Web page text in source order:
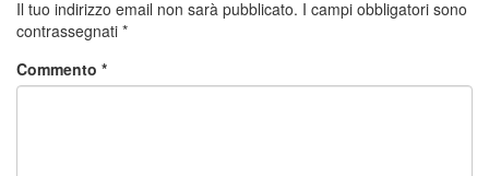
Il tuo indirizzo email non sarà pubblicato. I campi obbligatori sono
contrassegnati *
Commento *